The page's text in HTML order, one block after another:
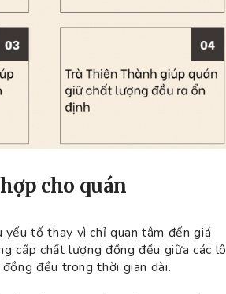
cho quán
yếu tố thay vì chỉ quan tâm đến giá
cấp chất lượng đồng đều giữa các lô
đều trong thời gian dài.